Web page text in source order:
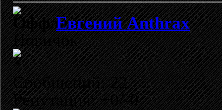
Евгений Anthrax
Новичок
Сообщений: 22
Репутация: +0/-0